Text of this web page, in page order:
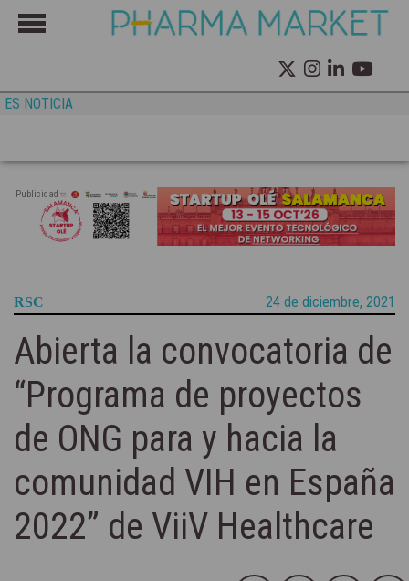
ES NOTICIA
Publicidad
RSC 24 de diciembre, 2021
Abierta la convocatoria de
“Programa de proyectos
de ONG para y hacia la
comunidad VIH en España
2022” de ViiV Healthcare